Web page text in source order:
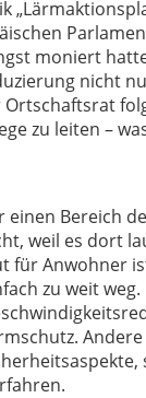
moniert
nicht
zu leiten –
einen Bereich
weil es dort
für Anwohner
zu weit